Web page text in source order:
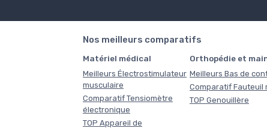
Nos meilleurs comparatifs
Matériel médical
Meilleurs Électrostimulateur
musculaire
Comparatif Tensiomètre
électronique
TOP Appareil de
Orthopédie et
Meilleurs Bas de
Comparatif Fauteuil
TOP Genouillère